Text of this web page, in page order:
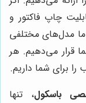
چاپ فاکتور و
مدل‌های مختلفی
قرار می‌دهیم. هر
را برای شما داریم.
باسکول، تنها